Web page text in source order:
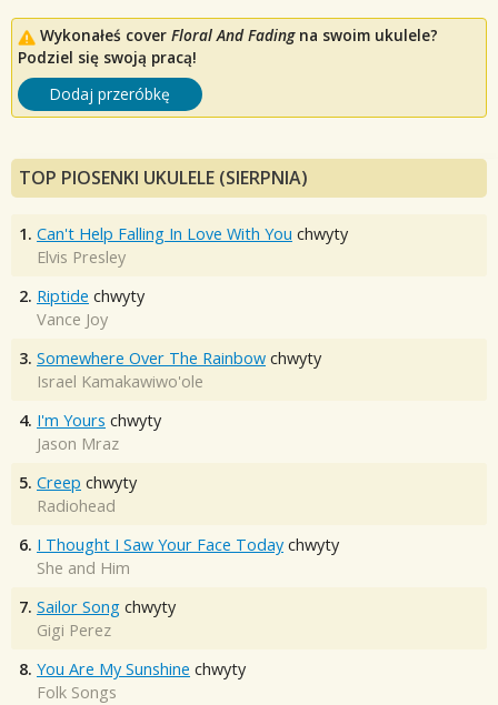
Wykonałeś cover Floral And Fadingna swoim ukulele?
Podziel się swoją pracą!
Dodaj przeróbkę
TOP PIOSENKI UKULELE (SIERPNIA)
1. Can't Help Falling In Love With You chwyty
Elvis Presley
2. Riptide chwyty
Vance Joy
3. Somewhere Over The Rainbow chwyty
Israel Kamakawiwo'ole
4. I'm Yours chwyty
Jason Mraz
5. Creep chwyty
Radiohead
6. I Thought I Saw Your Face Today chwyty
She and Him
7. Sailor Song chwyty
Gigi Perez
8. You Are My Sunshine chwyty
Folk Songs